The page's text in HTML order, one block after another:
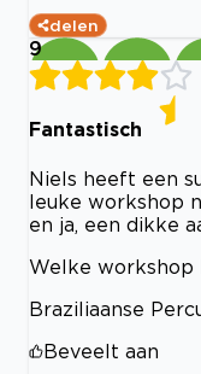
delen
9
Fantastisch
Niels heeft een
leuke workshop
en ja, een dikke
Welke workshop
Braziliaanse
Beveelt aan